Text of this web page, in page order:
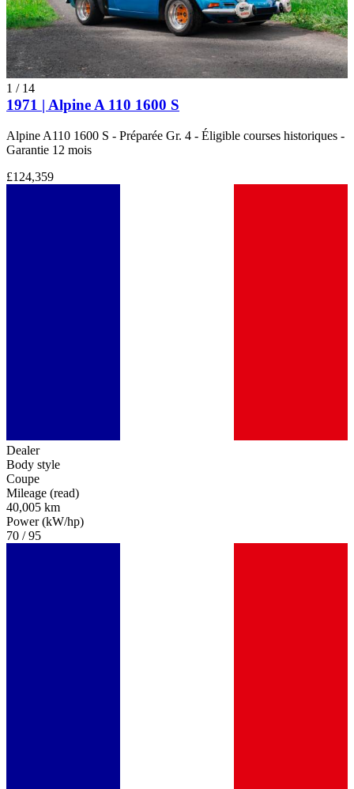
1 / 14
1971 | Alpine A 110 1600 S
Alpine A110 1600 S - Préparée Gr. 4 - Éligible courses historiques -
Garantie 12 mois
£124,359
Dealer
Body style
Coupe
Mileage (read)
40,005 km
Power (kW/hp)
70 / 95